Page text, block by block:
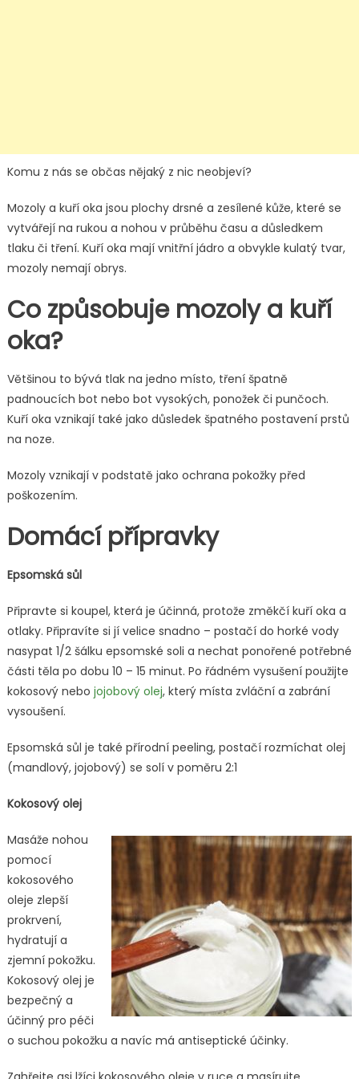
Komu z nás se občas nějaký z nic neobjeví?
Mozoly a kuří oka jsou plochy drsné a zesílené kůže, které se
vytvářejí na rukou a nohou v průběhu času a důsledkem
tlaku či tření. Kuří oka mají vnitřní jádro a obvykle kulatý tvar,
mozoly nemají obrys.
Co způsobuje mozoly a kuří
oka?
Většinou to bývá tlak na jedno místo, tření špatně
padnoucích bot nebo bot vysokých, ponožek či punčoch.
Kuří oka vznikají také jako důsledek špatného postavení prstů
na noze.
Mozoly vznikají v podstatě jako ochrana pokožky před
poškozením.
Domácí přípravky
Epsomská sůl
Připravte si koupel, která je účinná, protože změkčí kuří oka a
otlaky. Připravíte si jí velice snadno – postačí do horké vody
nasypat 1/2 šálku epsomské soli a nechat ponořené potřebné
části těla po dobu 10 – 15 minut. Po řádném vysušení použijte
kokosový nebo jojobový olej, který místa zvláční a zabrání
vysoušení.
Epsomská sůl je také přírodní peeling, postačí rozmíchat olej
(mandlový, jojobový) se solí v poměru 2:1
Kokosový olej
Masáže nohou
pomocí
kokosového
oleje zlepší
prokrvení,
hydratují a
zjemní pokožku.
Kokosový olej je
bezpečný a
účinný pro péči
o suchou pokožku a navíc má antiseptické účinky.